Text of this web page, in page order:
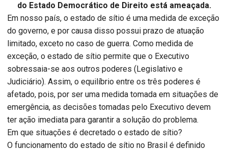
do Estado Democrático de Direito está ameaçada.
Em nosso país, o estado de sítio é uma medida de exceção
do governo, e por causa disso possui prazo de atuação
limitado, exceto no caso de guerra. Como medida de
exceção, o estado de sítio permite que o Executivo
sobressaia-se aos outros poderes (Legislativo e
Judiciário). Assim, o equilíbrio entre os três poderes é
afetado, pois, por ser uma medida tomada em situações de
emergência, as decisões tomadas pelo Executivo devem
ter ação imediata para garantir a solução do problema.
Em que situações é decretado o estado de sítio?
O funcionamento do estado de sítio no Brasil é definido